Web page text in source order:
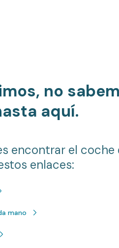
no
aquí.
encontrar el
enlaces:
mano